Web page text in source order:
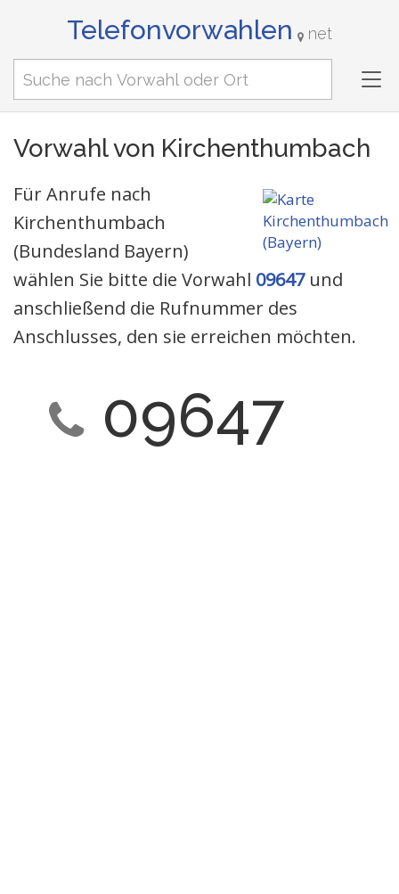
Telefonvorwahlen net
Vorwahl von Kirchenthumbach
Für Anrufe nach
Kirchenthumbach
(Bundesland Bayern)
wählen Sie bitte die Vorwahl 09647und
anschließend die Rufnummer des
Anschlusses, den sie erreichen möchten.
09647